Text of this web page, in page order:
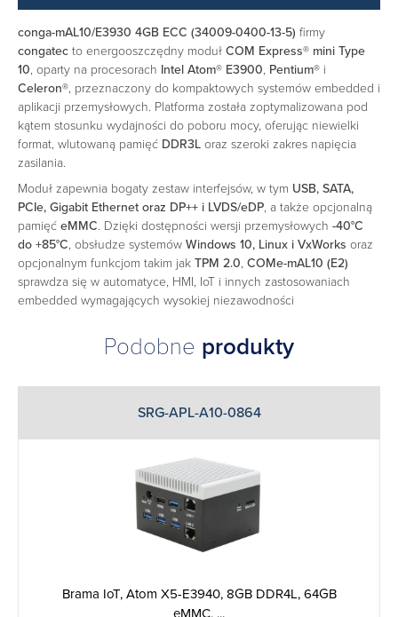
conga-mAL10/E3930 4GB ECC (34009-0400-13-5) firmy
congatec to energooszczędny moduł COM Express® mini Type
10, oparty na procesorach Intel Atom® E3900, Pentium® i
Celeron®, przeznaczony do kompaktowych systemów embedded i
aplikacji przemysłowych. Platforma została zoptymalizowana pod
kątem stosunku wydajności do poboru mocy, oferując niewielki
format, wlutowaną pamięć DDR3L oraz szeroki zakres napięcia
zasilania.
Moduł zapewnia bogaty zestaw interfejsów, w tym USB, SATA,
PCIe, Gigabit Ethernet oraz DP++ i LVDS/eDP, a także opcjonalną
pamięć eMMC. Dzięki dostępności wersji przemysłowych -40°C
do +85°C, obsłudze systemów Windows 10, Linux i VxWorks oraz
opcjonalnym funkcjom takim jak TPM 2.0, COMe-mAL10 (E2)
sprawdza się w automatyce, HMI, IoT i innych zastosowaniach
embedded wymagających wysokiej niezawodności
Podobne produkty
SRG-APL-A10-0864
Brama IoT, Atom X5-E3940, 8GB DDR4L, 64GB
eMMC, ...